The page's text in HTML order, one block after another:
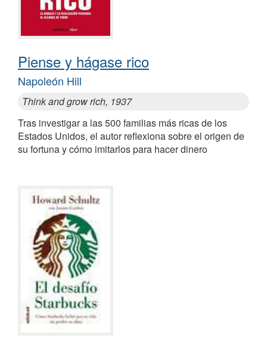
Piense y hágase rico
Napoleón Hill
Think and grow rich, 1937
Tras investigar a las 500 familias más ricas de los
Estados Unidos, el autor reflexiona sobre el origen de
su fortuna y cómo imitarlos para hacer dinero